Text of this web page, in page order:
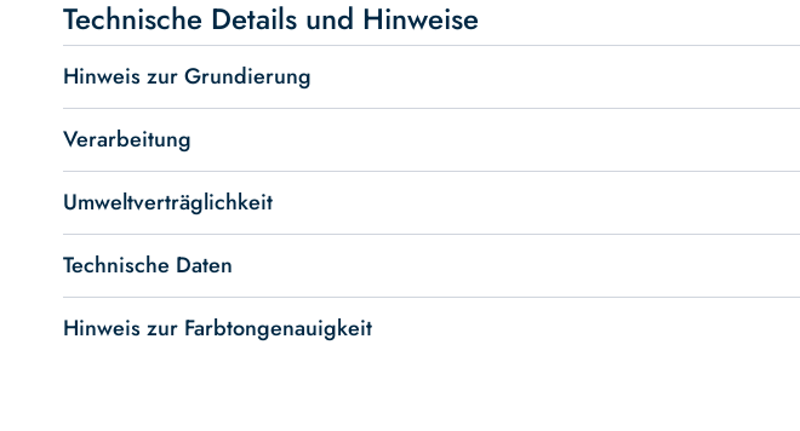
beginning
of
the
images
gallery
Technische Details und Hinweise
Hinweis zur Grundierung
Verarbeitung
Umweltverträglichkeit
Technische Daten
Hinweis zur Farbtongenauigkeit